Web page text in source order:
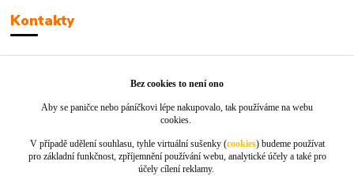
Kontakty
info@jackie-shop.cz
Bez cookies to není ono
Aby se paničce nebo páníčkovi lépe nakupovalo, tak používáme na webu
cookies.
V případě udělení souhlasu, tyhle virtuální sušenky (cookies) budeme používat
pro základní funkčnost, zpříjemnění používání webu, analytické účely a také pro
účely cílení reklamy.